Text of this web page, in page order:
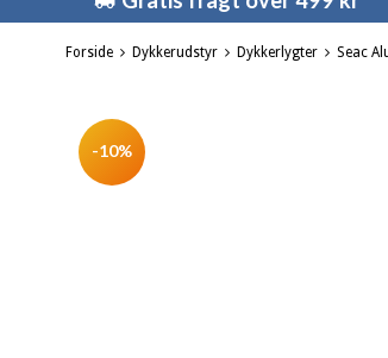
Forside Dykkerudstyr Dykkerlygter Seac
-10%